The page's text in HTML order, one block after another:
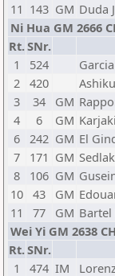
11 143 GM Duda
Ni Hua GM 2666
Rt.SNr.
1
524
2
420
3
34 GM
4
6 GM
6
242 GM El
7
171 GM
8
106 GM
10
43 GM
11
77 GM Bartel
Wei Yi GM 2638
Rt.SNr.
1
474 IM